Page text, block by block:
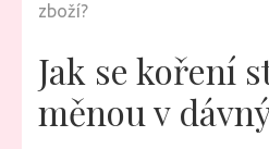
zboží?
Jak se koření
měnou v